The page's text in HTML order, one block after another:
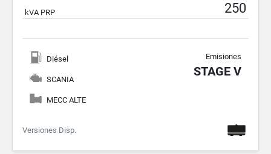
kVA PRP 250
Diésel
SCANIA
MECC ALTE
Emisiones
STAGE V
Versiones Disp.